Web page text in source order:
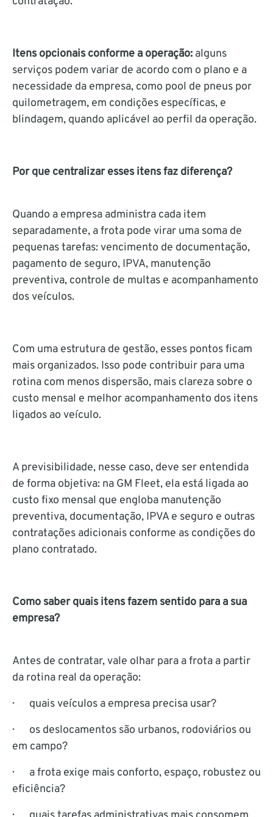
Itens opcionais conforme a operação: alguns
serviços podem variar de acordo com o plano e a
necessidade da empresa, como pool de pneus por
quilometragem, em condições específicas, e
blindagem, quando aplicável ao perfil da operação.
Por que centralizar esses itens faz diferença?
Quando a empresa administra cada item
separadamente, a frota pode virar uma soma de
pequenas tarefas: vencimento de documentação,
pagamento de seguro, IPVA, manutenção
preventiva, controle de multas e acompanhamento
dos veículos.
Com uma estrutura de gestão, esses pontos ficam
mais organizados. Isso pode contribuir para uma
rotina com menos dispersão, mais clareza sobre o
custo mensal e melhor acompanhamento dos itens
ligados ao veículo.
A previsibilidade, nesse caso, deve ser entendida
de forma objetiva: na GM Fleet, ela está ligada ao
custo fixo mensal que engloba manutenção
preventiva, documentação, IPVA e seguro e outras
contratações adicionais conforme as condições do
plano contratado.
Como saber quais itens fazem sentido para a sua
empresa?
Antes de contratar, vale olhar para a frota a partir
da rotina real da operação:
· quais veículos a empresa precisa usar?
· os deslocamentos são urbanos, rodoviários ou
em campo?
· a frota exige mais conforto, espaço, robustez ou
eficiência?